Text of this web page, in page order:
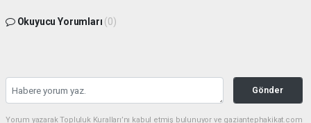
Okuyucu Yorumları (0)
Gönder
Yorum yazarak Topluluk Kuralları’nı kabul etmiş bulunuyor ve gaziantephakikat.com